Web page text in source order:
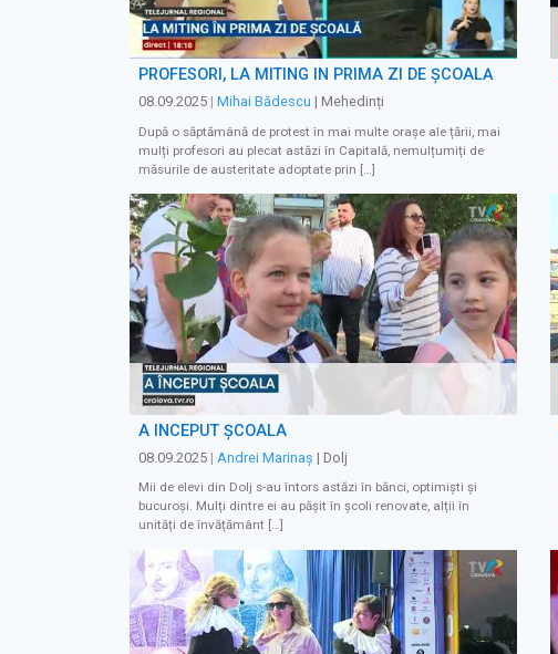
PROFESORI, LA MITING ÎN PRIMA ZI DE ȘCOALĂ
08.09.2025 | Mihai Bădescu | Mehedinți
După o săptămână de protest în mai multe orașe ale țării, mai
mulți profesori au plecat astăzi în Capitală, nemulțumiți de
măsurile de austeritate adoptate prin […]
A ÎNCEPUT ȘCOALA
08.09.2025 | Andrei Marinaș | Dolj
Mii de elevi din Dolj s-au întors astăzi în bănci, optimiști și
bucuroși. Mulți dintre ei au pășit în școli renovate, alții în
unități de învățământ […]